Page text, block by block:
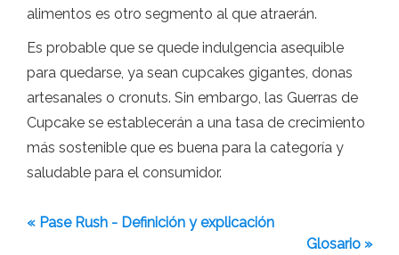
alimentos es otro segmento al que atraerán.
Es probable que se quede indulgencia asequible
para quedarse, ya sean cupcakes gigantes, donas
artesanales o cronuts. Sin embargo, las Guerras de
Cupcake se establecerán a una tasa de crecimiento
más sostenible que es buena para la categoría y
saludable para el consumidor.
« Pase Rush - Definición y explicación
Glosario »